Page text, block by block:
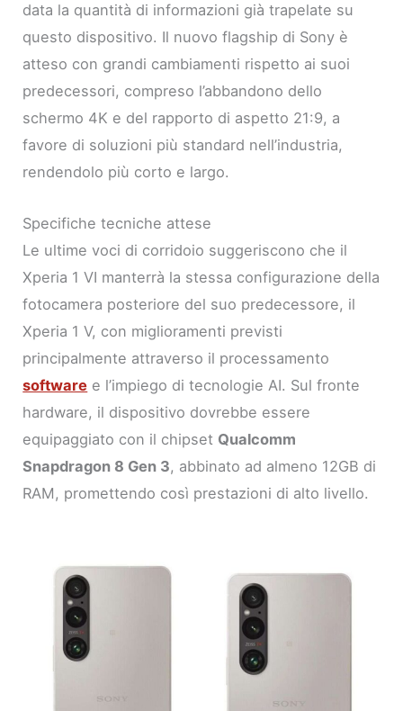
data la quantità di informazioni già trapelate su
questo dispositivo. Il nuovo flagship di Sony è
atteso con grandi cambiamenti rispetto ai suoi
predecessori, compreso l’abbandono dello
schermo 4K e del rapporto di aspetto 21:9, a
favore di soluzioni più standard nell’industria,
rendendolo più corto e largo.
Specifiche tecniche attese
Le ultime voci di corridoio suggeriscono che il
Xperia 1 VI manterrà la stessa configurazione della
fotocamera posteriore del suo predecessore, il
Xperia 1 V, con miglioramenti previsti
principalmente attraverso il processamento
software e l’impiego di tecnologie AI. Sul fronte
hardware, il dispositivo dovrebbe essere
equipaggiato con il chipset Qualcomm
Snapdragon 8 Gen 3, abbinato ad almeno 12GB di
RAM, promettendo così prestazioni di alto livello.